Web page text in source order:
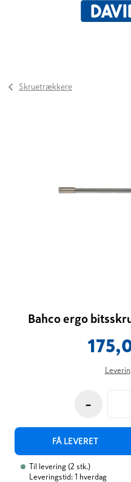
Skruetrækkere
Bahco ergo
-
FÅ LEVERET
Til levering (2 stk.)
Leveringstid: 1 hverdag